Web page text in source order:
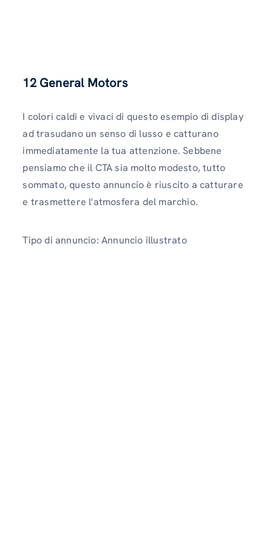
12 General Motors
I colori caldi e vivaci di questo esempio di display
ad trasudano un senso di lusso e catturano
immediatamente la tua attenzione. Sebbene
pensiamo che il CTA sia molto modesto, tutto
sommato, questo annuncio è riuscito a catturare
e trasmettere l'atmosfera del marchio.
Tipo di annuncio: Annuncio illustrato